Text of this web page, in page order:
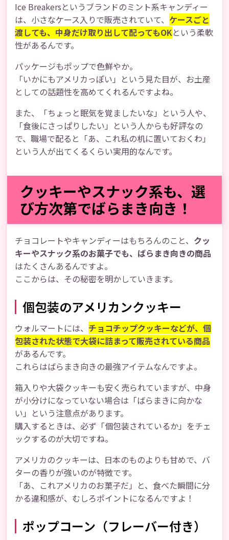
Ice Breakersというブランドのミント系キャンディー
は、小さなケース入りで販売されていて、 ケースごと
渡しても、中身だけ取り出して配ってもOKという柔軟
性があるんです。
パッケージもポップで色鮮やか。
「いかにもアメリカっぽい」という見た目が、お土産
としての話題性を高めてくれるんですよね。
また、「ちょっと眠気を覚ましたいな」という人や、
「食後にさっぱりしたい」という人からも好評なの
で、職場で配ると「あ、これ私の机に置いておくわ」
という人が出てくるくらい実用的なんです。
クッキーやスナック系も、選
び方次第でばらまき向き！
チョコレートやキャンディーはもちろんのこと、 クッ
キーやスナック系のお菓子でも、ばらまき向きの商品
はたくさんあるんですよ。
ここからは、その秘密を明かしていきます。
個包装のアメリカンクッキー
ウォルマートには、 チョコチップクッキーなどが、個
包装された状態で大袋に詰まって販売されている商品
があるんです。
これらはばらまき向きの最強アイテムなんですよ。
箱入りや大袋クッキーも安く売られていますが、中身
が小分けになっていない場合は「ばらまきに向かな
い」という注意点があります。
購入するときは、必ず「個包装されているか」をチェ
ックするのが大切ですね。
アメリカのクッキーは、日本のものよりも甘めで、バ
ターの香りが強いのが特徴です。
「あ、これアメリカのお菓子だ」と、食べた瞬間に分
かる違和感が、むしろポイントになるんですよ！
ポップコーン（フレーバー付き）